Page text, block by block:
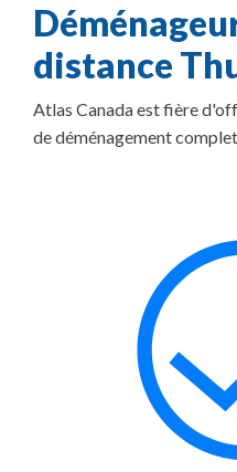
distance
Atlas Canada est fière
de déménagement